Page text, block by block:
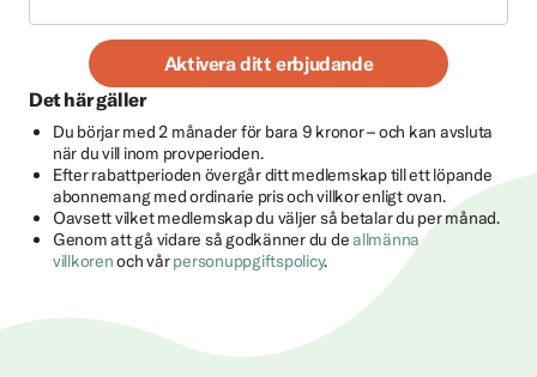
Aktivera ditt erbjudande
Det här gäller
Du börjar med 2 månader för bara 9 kronor – och kan avsluta
när du vill inom provperioden.
Efter rabattperioden övergår ditt medlemskap till ett löpande
abonnemang med ordinarie pris och villkor enligt ovan.
Oavsett vilket medlemskap du väljer så betalar du per månad.
Genom att gå vidare så godkänner du deallmänna
villkorenoch vårpersonuppgiftspolicy.